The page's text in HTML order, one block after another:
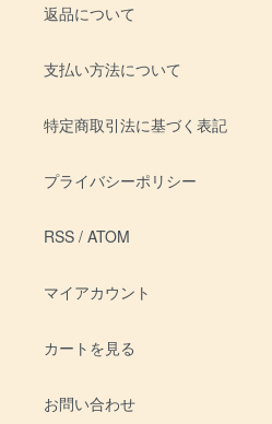
返品について
支払い方法について
特定商取引法に基づく表記
プライバシーポリシー
RSS / ATOM
マイアカウント
カートを見る
お問い合わせ